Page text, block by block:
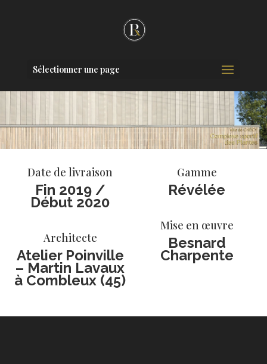
Sélectionner une page
Date de livraison
Fin 2019 /
Début 2020
Architecte
Atelier Poinville
– Martin Lavaux
à Combleux (45)
Gamme
Révélée
Mise en œuvre
Besnard
Charpente